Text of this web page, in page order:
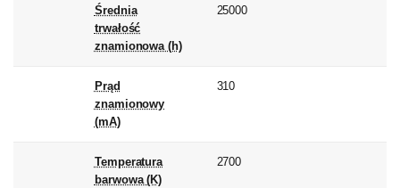
Średnia
trwałość
znamionowa (h)
25000
Prąd
znamionowy
(mA)
310
Temperatura
barwowa (K)
2700